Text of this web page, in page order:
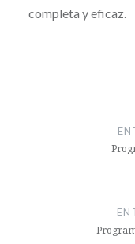
completa y eficaz.